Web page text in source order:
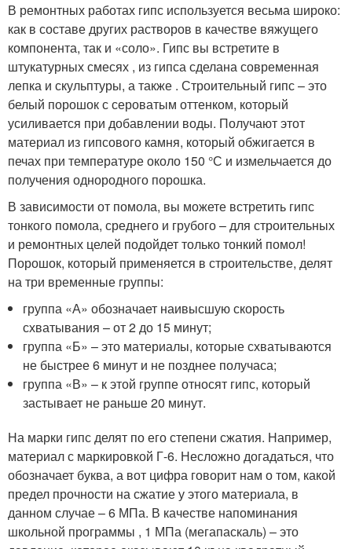
В ремонтных работах гипс используется весьма широко:
как в составе других растворов в качестве вяжущего
компонента, так и «соло». Гипс вы встретите в
штукатурных смесях , из гипса сделана современная
лепка и скульптуры, а также . Строительный гипс – это
белый порошок с сероватым оттенком, который
усиливается при добавлении воды. Получают этот
материал из гипсового камня, который обжигается в
печах при температуре около 150 °С и измельчается до
получения однородного порошка.
В зависимости от помола, вы можете встретить гипс
тонкого помола, среднего и грубого – для строительных
и ремонтных целей подойдет только тонкий помол!
Порошок, который применяется в строительстве, делят
на три временные группы:
группа «А» обозначает наивысшую скорость
схватывания – от 2 до 15 минут;
группа «Б» – это материалы, которые схватываются
не быстрее 6 минут и не позднее получаса;
группа «В» – к этой группе относят гипс, который
застывает не раньше 20 минут.
На марки гипс делят по его степени сжатия. Например,
материал с маркировкой Г-6. Несложно догадаться, что
обозначает буква, а вот цифра говорит нам о том, какой
предел прочности на сжатие у этого материала, в
данном случае – 6 МПа. В качестве напоминания
школьной программы , 1 МПа (мегапаскаль) – это